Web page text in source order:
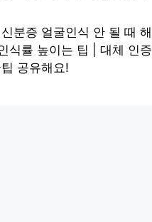
분증 얼굴인식 안 될 때 해
식률 높이는 팁 | 대체 인증
공유해요!